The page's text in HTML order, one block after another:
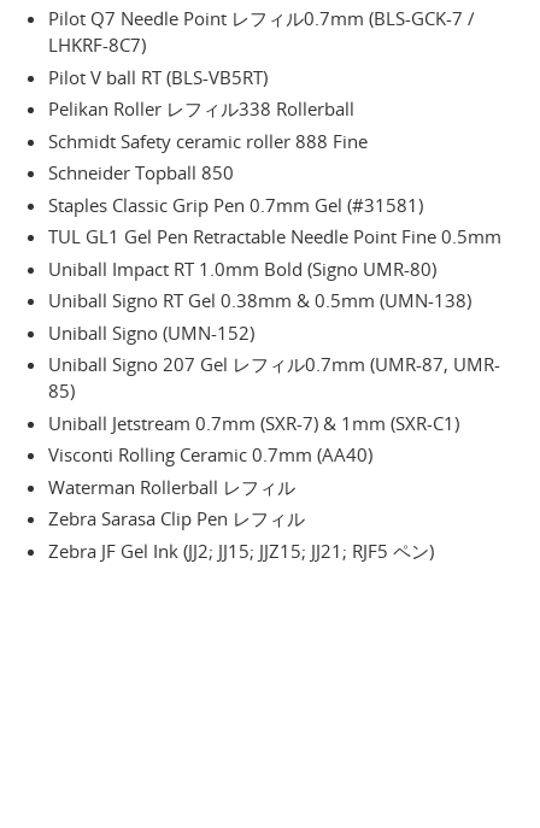
Pilot Q7 Needle Point レフィル0.7mm (BLS-GCK-7 /
LHKRF-8C7)
Pilot V ball RT (BLS-VB5RT)
Pelikan Roller レフィル338 Rollerball
Schmidt Safety ceramic roller 888 Fine
Schneider Topball 850
Staples Classic Grip Pen 0.7mm Gel (#31581)
TUL GL1 Gel Pen Retractable Needle Point Fine 0.5mm
Uniball Impact RT 1.0mm Bold (Signo UMR-80)
Uniball Signo RT Gel 0.38mm & 0.5mm (UMN-138)
Uniball Signo (UMN-152)
Uniball Signo 207 Gel レフィル0.7mm (UMR-87, UMR-
85)
Uniball Jetstream 0.7mm (SXR-7) & 1mm (SXR-C1)
Visconti Rolling Ceramic 0.7mm (AA40)
Waterman Rollerball レフィル
Zebra Sarasa Clip Pen レフィル
Zebra JF Gel Ink (JJ2; JJ15; JJZ15; JJ21; RJF5 ペン)